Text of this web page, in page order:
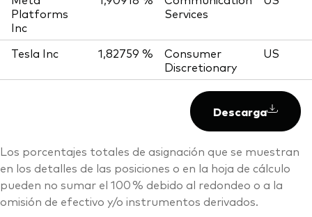
Platforms
Inc
Services
Tesla Inc 1,82759 %
Consumer
Discretionary
US
Descarga
Los porcentajes totales de asignación que se muestran
en los detalles de las posiciones o en la hoja de cálculo
pueden no sumar el 100 % debido al redondeo o a la
omisión de efectivo y/o instrumentos derivados.